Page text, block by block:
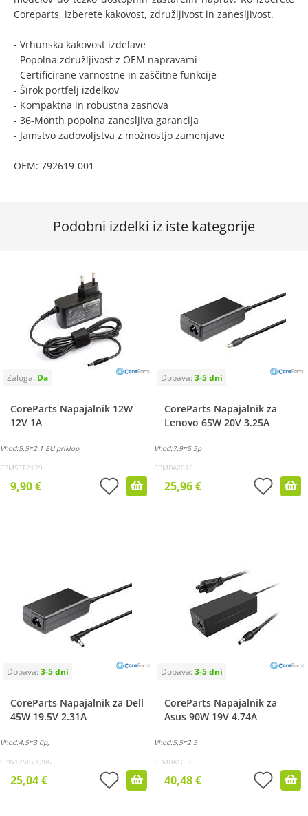
Coreparts, izberete kakovost, združljivost in zanesljivost.
- Vrhunska kakovost izdelave
- Popolna združljivost z OEM napravami
- Certificirane varnostne in zaščitne funkcije
- Širok portfelj izdelkov
- Kompaktna in robustna zasnova
- 36-Month popolna zanesljiva garancija
- Jamstvo zadovoljstva z možnostjo zamenjave
OEM: 792619-001
Podobni izdelki iz iste kategorije
CoreParts Napajalnik 12W
12V 1A
Vhod:5.5*2.1 EU priklop
CPMSPT2129
9,90 €
CoreParts Napajalnik za
Lenovo 65W 20V 3.25A
Vhod:7.9*5.5p
CPMBA2016
25,96 €
CoreParts Napajalnik za Dell
45W 19.5V 2.31A
Vhod:4.5*3.0p,
CPW125871286
25,04 €
CoreParts Napajalnik za
Asus 90W 19V 4.74A
Vhod:5.5*2.5
CPMBA1058
40,48 €